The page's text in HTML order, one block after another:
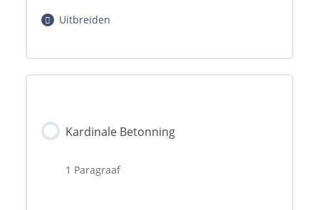
Uitbreiden
Kardinale Betonning
1 Paragraaf